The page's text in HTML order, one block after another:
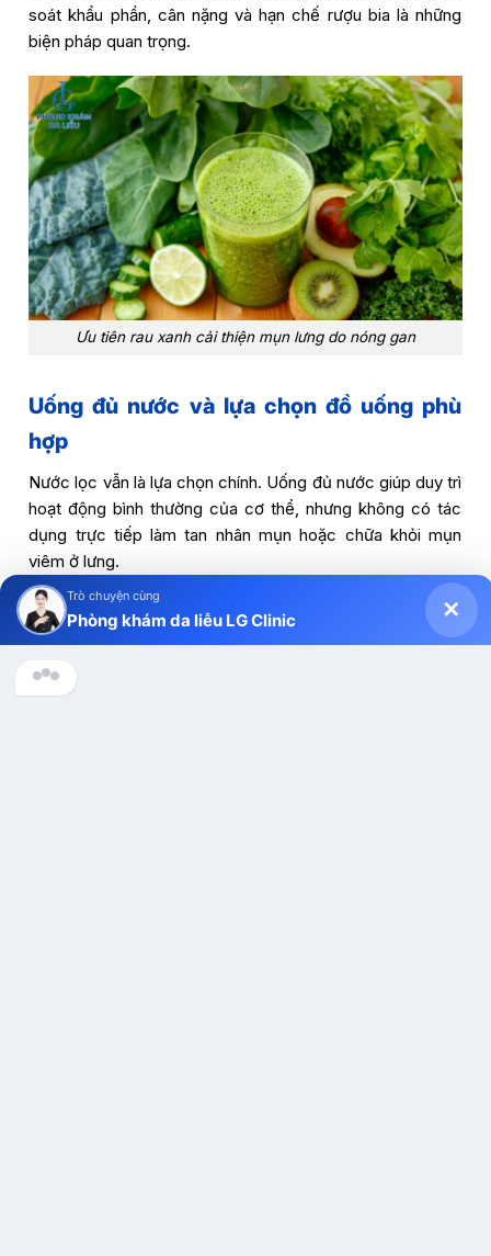
soát khẩu phần, cân nặng và hạn chế rượu bia là những
biện pháp quan trọng.
Ưu tiên rau xanh cải thiện mụn lưng do nóng gan
Uống đủ nước và lựa chọn đồ uống phù
hợp
Nước lọc vẫn là lựa chọn chính. Uống đủ nước giúp duy trì
hoạt động bình thường của cơ thể, nhưng không có tác
dụng trực tiếp làm tan nhân mụn hoặc chữa khỏi mụn
viêm ở lưng.
Rau má, atiso, diếp cá hoặc trà xanh có thể được sử dụng
như đồ uống thông thường nếu cơ thể dung nạp tốt. Khi
Trò chuyện cùng
Phòng khám da liễu LG Clinic ✕
Chào anh/chị, Phòng khám Da liễu LG Clinic có thể hỗ trợ gì